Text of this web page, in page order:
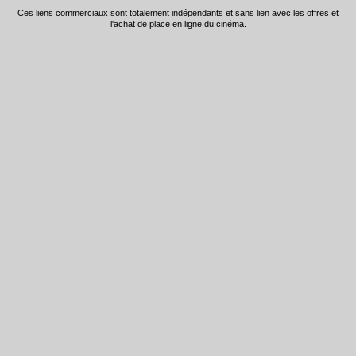
Ces liens commerciaux sont totalement indépendants et sans lien avec les offres et
l'achat de place en ligne du cinéma.